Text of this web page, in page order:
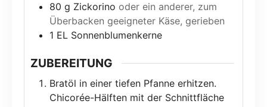
80 g Zickorino oder ein anderer, zum
Überbacken geeigneter Käse, gerieben
1 EL Sonnenblumenkerne
ZUBEREITUNG
Bratöl in einer tiefen Pfanne erhitzen.
Chicorée-Hälften mit der Schnittfläche